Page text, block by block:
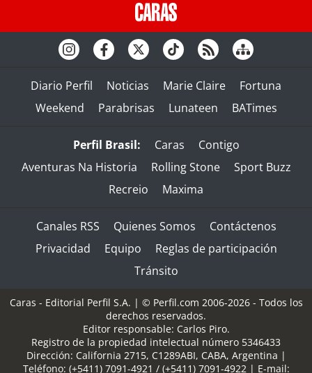
Diario Perfil Noticias Marie Claire
Fortuna
Weekend
Parabrisas Lunateen BATimes
Perfil Brasil: Caras
Contigo
Aventuras Na Historia
Rolling Stone
Sport Buzz
Recreio
Maxima
Canales RSS Quienes Somos
Contáctenos
Privacidad
Equipo
Reglas de participación
Tránsito
Caras - Editorial Perfil S.A. | © Perfil.com 2006-2026 - Todos los
derechos reservados.
Editor responsable: Carlos Piro.
Registro de la propiedad intelectual número 5346433
Dirección: California 2715, C1289ABI, CABA, Argentina |
Teléfono: (+5411) 7091-4921 / (+5411) 7091-4922| E-mail: